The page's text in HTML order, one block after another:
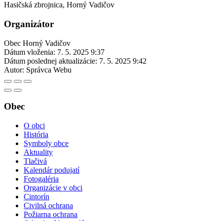
Hasičská zbrojnica, Horný Vadičov
Organizátor
Obec Horný Vadičov
Dátum vloženia: 7. 5. 2025 9:37
Dátum poslednej aktualizácie: 7. 5. 2025 9:42
Autor: Správca Webu
Obec
O obci
História
Symboly obce
Aktuality
Tlačivá
Kalendár podujatí
Fotogaléria
Organizácie v obci
Cintorín
Civilná ochrana
Požiarna ochrana